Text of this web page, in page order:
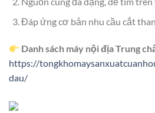
Đáp ứng cơ bản nhu cầu cắt
Danh sách máy nội địa Trung
https://
dau/